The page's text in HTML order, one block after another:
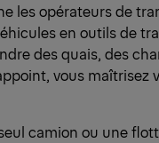
les opérateurs de
en outils de
des quais, des
vous maîtrisez
camion ou une